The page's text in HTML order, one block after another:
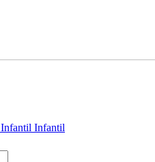
Infantil Infantil